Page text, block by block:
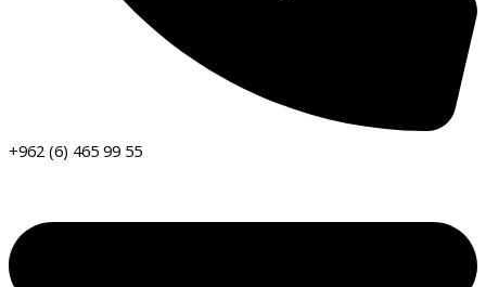
+962 (6) 465 99 55